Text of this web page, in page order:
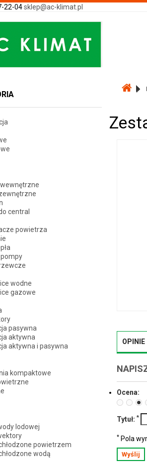
22-04sklep@ac-klimat.pl
central
powietrza
wodne
gazowe
pasywna
aktywna
aktywna i pasywna
kompaktowe
lodowej
powietrzem
wodą
OPINIE
Ocena:
Tytuł: *
* Pola
Wyślij